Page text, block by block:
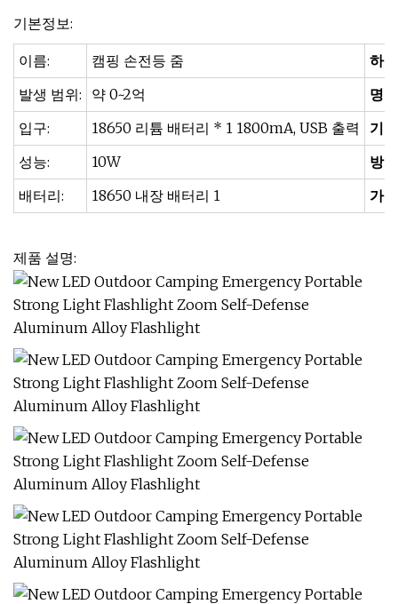
기본정보:
이름: 캠핑 손전등 줌
하
발생 범위:
약 0~2억
명
입구:
18650 리튬 배터리 * 1 1800mA, USB 출력
기
성능:
10W
방
배터리:
18650 내장 배터리 1 가
제품 설명: